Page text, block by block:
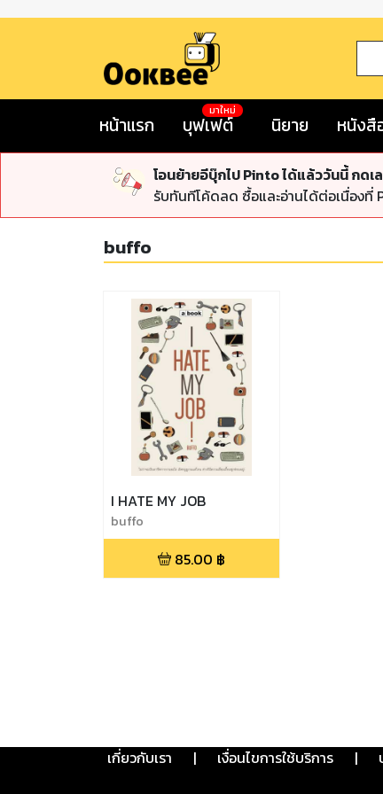
หน้าแรก บุฟเฟต์
มาใหม่
นิยาย หนังสื
โอนย้ายอีบุ๊กไป Pinto ได้แล้ววันนี้ กดเ
รับทันทีโค้ดลด ซื้อและอ่านได้ต่อเนื่องที่
buffo
I HATE MY JOB
buffo
85.00 ฿
เกี่ยวกับเรา | เงื่อนไขการใช้บริการ |